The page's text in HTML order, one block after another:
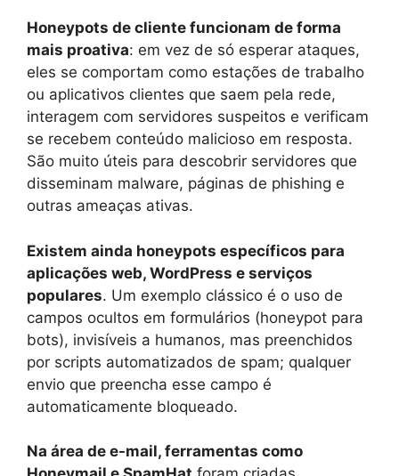
Honeypots de cliente funcionam de forma
mais proativa: em vez de só esperar ataques,
eles se comportam como estações de trabalho
ou aplicativos clientes que saem pela rede,
interagem com servidores suspeitos e verificam
se recebem conteúdo malicioso em resposta.
São muito úteis para descobrir servidores que
disseminam malware, páginas de phishing e
outras ameaças ativas.
Existem ainda honeypots específicos para
aplicações web, WordPress e serviços
populares. Um exemplo clássico é o uso de
campos ocultos em formulários (honeypot para
bots), invisíveis a humanos, mas preenchidos
por scripts automatizados de spam; qualquer
envio que preencha esse campo é
automaticamente bloqueado.
Na área de e-mail, ferramentas como